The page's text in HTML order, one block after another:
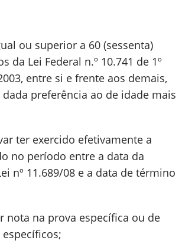
ou superior a 60 (sessenta)
da Lei Federal n.º 10.741 de 1º
entre si e frente aos demais,
preferência ao de idade mais
ter exercido efetivamente a
no período entre a data da
nº 11.689/08 e a data de término
nota na prova específica ou de